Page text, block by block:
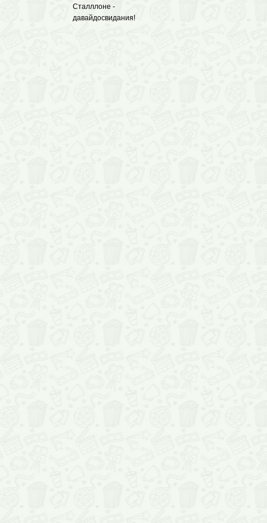
Сталллоне -
давайдосвидания!